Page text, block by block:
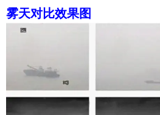
雾天对比效果图